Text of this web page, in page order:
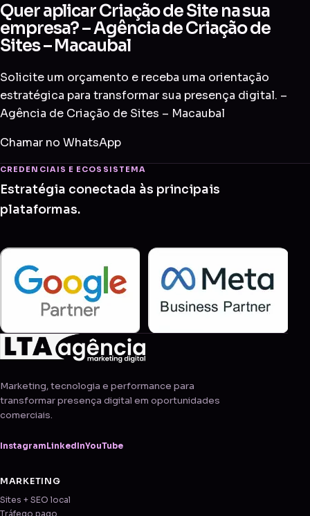
Quer aplicar Criação de Site na sua
empresa? – Agência de Criação de
Sites – Macaubal
Solicite um orçamento e receba uma orientação
estratégica para transformar sua presença digital. –
Agência de Criação de Sites – Macaubal
Chamar no WhatsApp
CREDENCIAIS E ECOSSISTEMA
Estratégia conectada às principais
plataformas.
Marketing, tecnologia e performance para
transformar presença digital em oportunidades
comerciais.
Instagram LinkedInYouTube
MARKETING
Sites + SEO local